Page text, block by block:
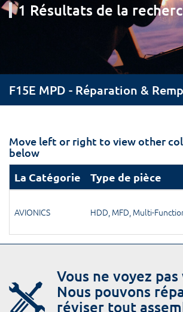
1 Résultats de la
F15E MPD - Réparation &
Move left or right to view other
below
La Catégorie
Type de pièce
AVIONICS HDD, MFD, Multi-
Vous ne voyez
Nous pouvons
réviser tout